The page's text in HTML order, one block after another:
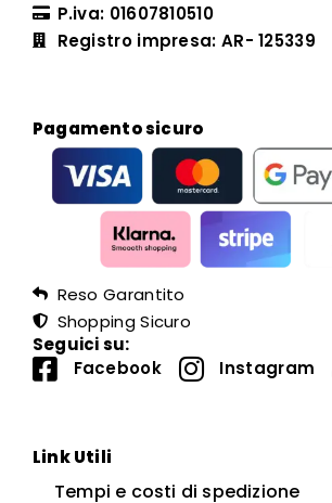
P.iva: 01607810510
Registro impresa: AR- 125339
Pagamento sicuro
Reso Garantito
Shopping Sicuro
Seguici su:
Facebook
Instagram
Link Utili
Tempi e costi di spedizione